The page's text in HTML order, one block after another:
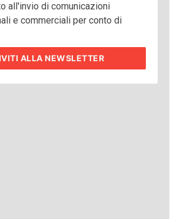
all'invio di comunicazioni
e commerciali per conto di
ALLA NEWSLETTER